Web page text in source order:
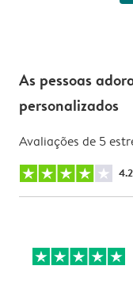
As pessoas
personalizados
Avaliações de 5
4.2